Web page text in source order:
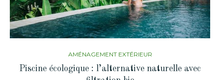
AMÉNAGEMENT EXTÉRIEUR
Piscine écologique : l’alternative naturelle avec